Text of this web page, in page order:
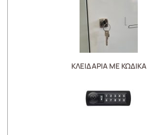
ΚΛΕΙΔΑΡΙΑ ΜΕ ΚΩΔΙΚΑ